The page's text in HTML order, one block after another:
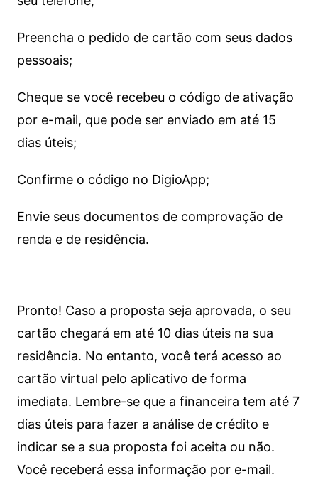
Preencha o pedido de cartão com seus dados
pessoais;
Cheque se você recebeu o código de ativação
por e-mail, que pode ser enviado em até 15
dias úteis;
Confirme o código no DigioApp;
Envie seus documentos de comprovação de
renda e de residência.
Pronto! Caso a proposta seja aprovada, o seu
cartão chegará em até 10 dias úteis na sua
residência. No entanto, você terá acesso ao
cartão virtual pelo aplicativo de forma
imediata. Lembre-se que a financeira tem até 7
dias úteis para fazer a análise de crédito e
indicar se a sua proposta foi aceita ou não.
Você receberá essa informação por e-mail.